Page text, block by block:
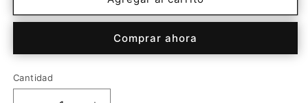
Comprar ahora
Cantidad
Cantidad